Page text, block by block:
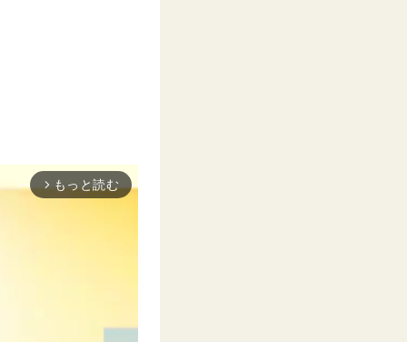
arrow_forward_ios もっと読む